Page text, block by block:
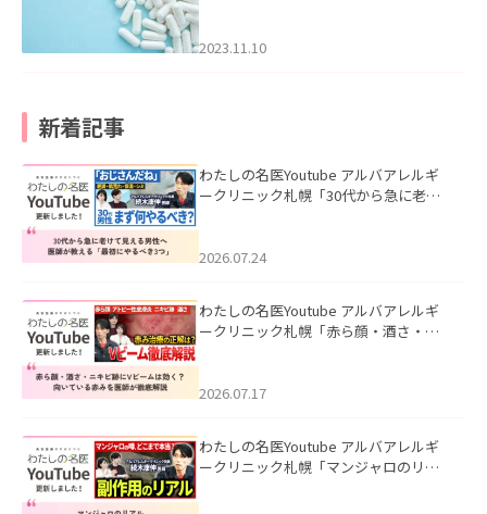
2023.11.10
新着記事
わたしの名医Youtube アルバアレルギ
ークリニック札幌「30代から急に老け
た。
2026.07.24
わたしの名医Youtube アルバアレルギ
ークリニック札幌「赤ら顔・酒さ・ニ
した。
2026.07.17
わたしの名医Youtube アルバアレルギ
ークリニック札幌「マンジャロのリア